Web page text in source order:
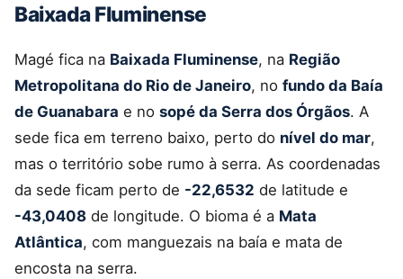
Baixada Fluminense
Magé fica na Baixada Fluminense, na Região
Metropolitana do Rio de Janeiro, no fundo da Baía
de Guanabara e no sopé da Serra dos Órgãos. A
sede fica em terreno baixo, perto do nível do mar,
mas o território sobe rumo à serra. As coordenadas
da sede ficam perto de -22,6532 de latitude e
-43,0408 de longitude. O bioma é a Mata
Atlântica, com manguezais na baía e mata de
encosta na serra.